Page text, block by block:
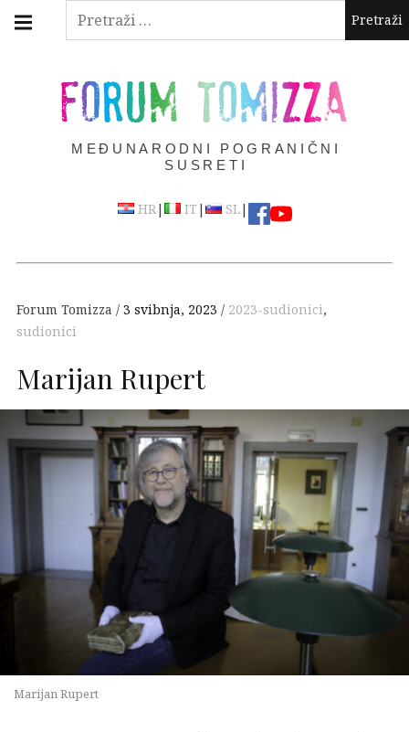
Pretraži:
Skip
FORUM TOMIZZA
MEĐUNARODNI POGRANIČNI
SUSRETI
HR| IT | SL|
navigation
Forum Tomizza 3 svibnja, 2023 2023-sudionici,
sudionici
Marijan Rupert
Marijan Rupert